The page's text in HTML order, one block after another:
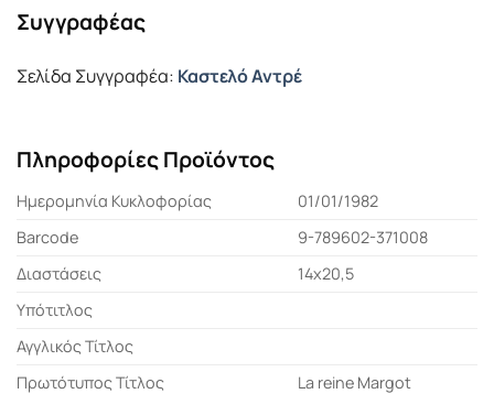
Συγγραφέας
Σελίδα Συγγραφέα: Καστελό Αντρέ
Πληροφορίες Προϊόντος
Ημερομηνία Κυκλοφορίας
01/01/1982
Barcode
9-789602-371008
Διαστάσεις
14x20,5
Υπότιτλος
Αγγλικός Τίτλος
Πρωτότυπος Τίτλος
La reine Margot